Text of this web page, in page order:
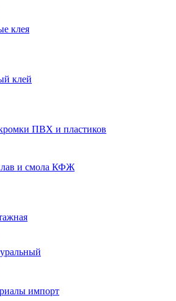
клея
клей
ПВХ и пластиков
и смола КФЖ
импорт